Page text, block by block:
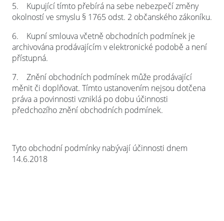
5. Kupující tímto přebírá na sebe nebezpečí změny
okolností ve smyslu § 1765 odst. 2 občanského zákoníku.
6. Kupní smlouva včetně obchodních podmínek je
archivována prodávajícím v elektronické podobě a není
přístupná.
7. Znění obchodních podmínek může prodávající
měnit či doplňovat. Tímto ustanovením nejsou dotčena
práva a povinnosti vzniklá po dobu účinnosti
předchozího znění obchodních podmínek.
Tyto obchodní podmínky nabývají účinnosti dnem
14.6.2018